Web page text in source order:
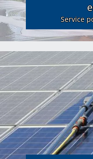
Service